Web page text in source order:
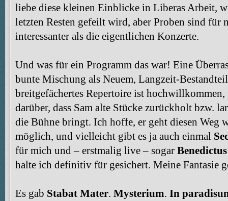
liebe diese kleinen Einblicke in Liberas Arbeit,
letzten Resten gefeilt wird, aber Proben sind für
interessanter als die eigentlichen Konzerte.
Und was für ein Programm das war! Eine
bunte Mischung als Neuem, Langzeit-
breitgefächertes Repertoire ist
darüber, dass Sam alte Stücke zurückholt bzw.
die Bühne bringt. Ich hoffe, er geht diesen Weg
möglich, und vielleicht gibt es ja auch einmal
für mich und – erstmalig live – sogar
halte ich definitiv für gesichert. Meine Fantasie
Es gab Stabat Mater. Mysterium. In